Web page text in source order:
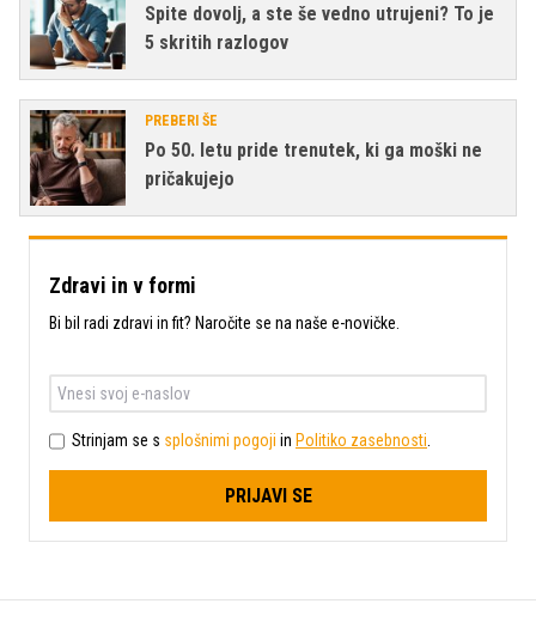
Spite dovolj, a ste še vedno utrujeni? To je
5 skritih razlogov
PREBERI ŠE
Po 50. letu pride trenutek, ki ga moški ne
pričakujejo
Zdravi in v formi
Bi bil radi zdravi in fit? Naročite se na naše e-novičke.
Strinjam se s splošnimi pogoji in Politiko zasebnosti
PRIJAVI SE